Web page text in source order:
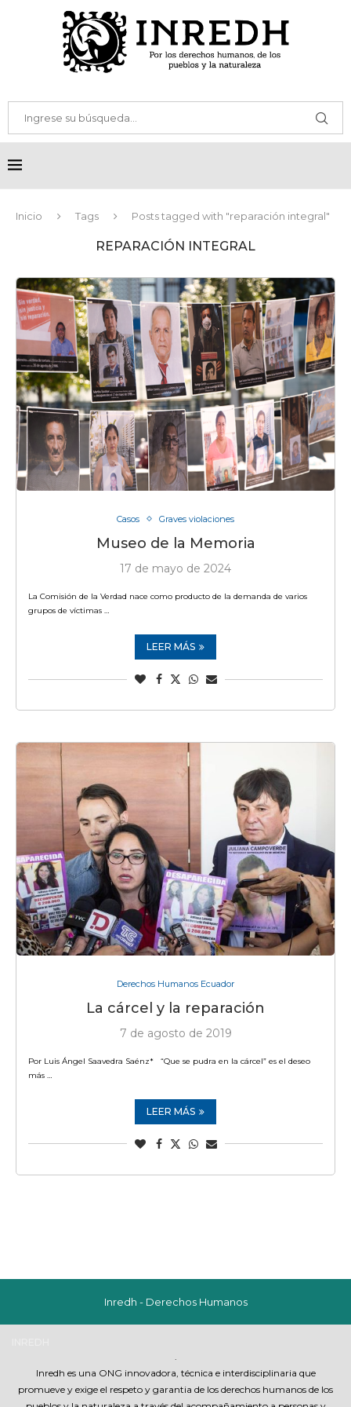
Inicio Tags Posts tagged with "reparación integral"
REPARACIÓN INTEGRAL
Casos Graves violaciones
Museo de la Memoria
17 de mayo de 2024
La Comisión de la Verdad nace como producto de la demanda de varios
grupos de víctimas …
LEER MÁS
Derechos Humanos Ecuador
La cárcel y la reparación
7 de agosto de 2019
Por Luis Ángel Saavedra Saénz* “Que se pudra en la cárcel” es el deseo
más …
LEER MÁS
Inredh - Derechos Humanos
Inredh es una ONG innovadora, técnica e interdisciplinaria que
promueve y exige el respeto y garantia de los derechos humanos de los